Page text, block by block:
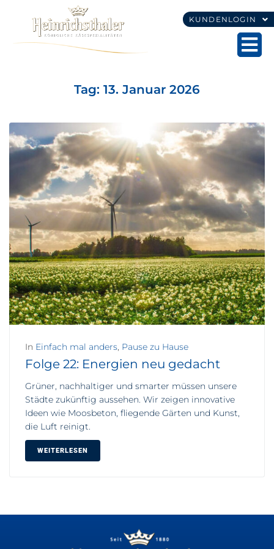
KUNDENLOGIN
Tag: 13. Januar 2026
In Einfach mal anders, Pause zu Hause
Folge 22: Energien neu gedacht
Grüner, nachhaltiger und smarter müssen unsere
Städte zukünftig aussehen. Wir zeigen innovative
Ideen wie Moosbeton, fliegende Gärten und Kunst,
die Luft reinigt.
WEITERLESEN